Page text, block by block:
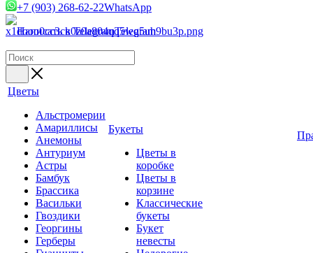
+7 (903) 268-62-22WhatsApp
Написать в TelegramTelegram
Цветы
Альстромерии
Амариллисы
Анемоны
Антуриум
Астры
Бамбук
Брассика
Васильки
Гвоздики
Георгины
Герберы
Букеты
Цветы в
коробке
Цветы в
корзине
Классические
букеты
Букет
невесты